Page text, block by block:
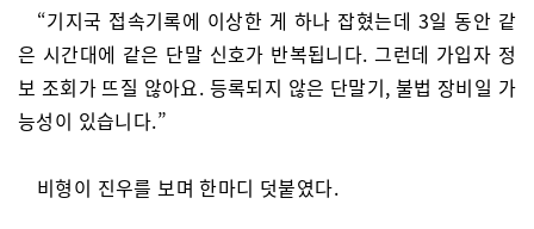
“기지국 접속기록에 이상한 게 하나 잡혔는데 3일 동안 같
은 시간대에 같은 단말 신호가 반복됩니다. 그런데 가입자 정
보 조회가 뜨질 않아요. 등록되지 않은 단말기, 불법 장비일 가
능성이 있습니다.”
비형이 진우를 보며 한마디 덧붙였다.